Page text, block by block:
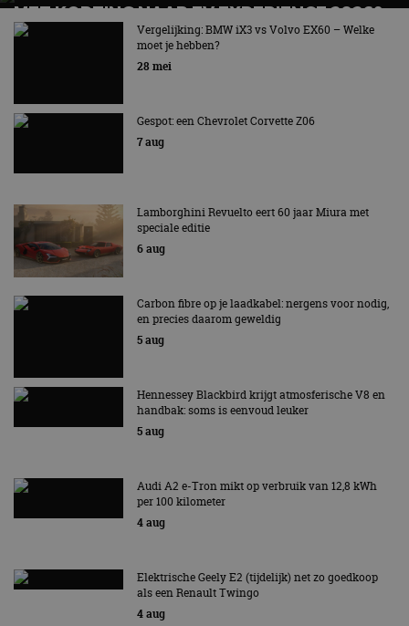
MET KORTING NAAR EV EXPERIENCE 2026?
AUTORAI REGELT HET!
EV Experience 2026 van 24 tot 26 september
Vergelijking: BMW iX3 vs Volvo EX60 – Welke
moet je hebben?
28 mei
Gespot: een Chevrolet Corvette Z06
7 aug
Lamborghini Revuelto eert 60 jaar Miura met
speciale editie
6 aug
Carbon fibre op je laadkabel: nergens voor nodig,
en precies daarom geweldig
5 aug
Hennessey Blackbird krijgt atmosferische V8 en
handbak: soms is eenvoud leuker
5 aug
Audi A2 e-Tron mikt op verbruik van 12,8 kWh
per 100 kilometer
4 aug
Elektrische Geely E2 (tijdelijk) net zo goedkoop
als een Renault Twingo
4 aug